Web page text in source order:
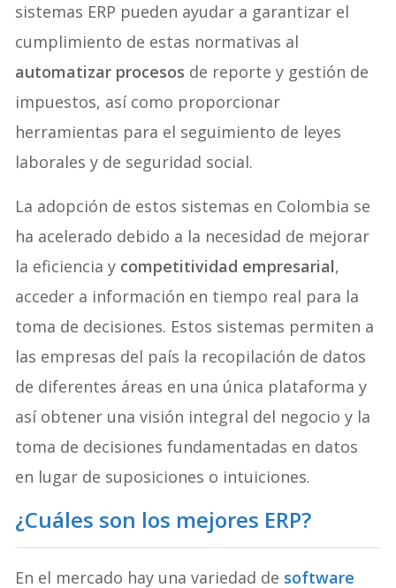
sistemas ERP pueden ayudar a garantizar el
cumplimiento de estas normativas al
automatizar procesos de reporte y gestión de
impuestos, así como proporcionar
herramientas para el seguimiento de leyes
laborales y de seguridad social.
La adopción de estos sistemas en Colombia se
ha acelerado debido a la necesidad de mejorar
la eficiencia y competitividad empresarial,
acceder a información en tiempo real para la
toma de decisiones. Estos sistemas permiten a
las empresas del país la recopilación de datos
de diferentes áreas en una única plataforma y
así obtener una visión integral del negocio y la
toma de decisiones fundamentadas en datos
en lugar de suposiciones o intuiciones.
¿Cuáles son los mejores ERP?
En el mercado hay una variedad de software